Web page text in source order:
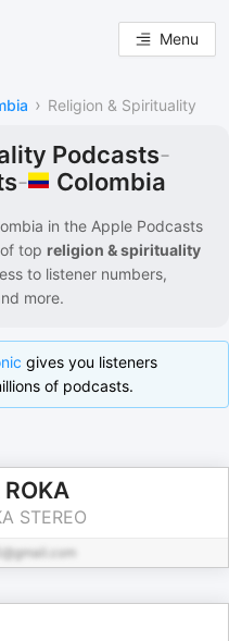
Menu
› Religion & Spirituality
Podcasts-
- Colombia
in the Apple Podcasts
top religion & spirituality
to listener numbers,
more.
gives you listeners
of podcasts.
STEREO